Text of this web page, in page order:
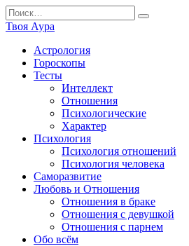
Перейти
к
содержанию
Search
for:
Твоя Аура
Астрология
Гороскопы
Тесты
Интеллект
Отношения
Психологические
Характер
Психология
Психология отношений
Психология человека
Саморазвитие
Любовь и Отношения
Отношения в браке
Отношения с девушкой
Отношения с парнем
Обо всём